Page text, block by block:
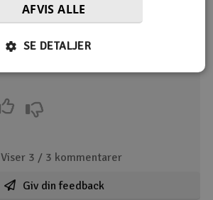
Viser 3 / 3 kommentarer
Giv din feedback
AFVIS ALLE
SE DETALJER